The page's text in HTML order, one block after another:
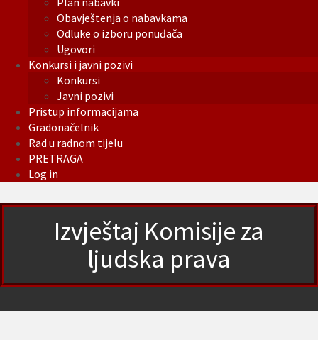
Obavještenja o nabavkama
Odluke o izboru ponuđača
Ugovori
Konkursi i javni pozivi
Konkursi
Javni pozivi
Pristup informacijama
Gradonačelnik
Rad u radnom tijelu
PRETRAGA
Log in
Izvještaj Komisije za
ljudska prava